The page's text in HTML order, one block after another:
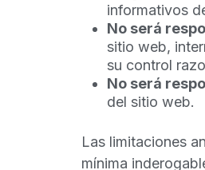
informativos
No será
sitio web,
su control
No será
del sitio web.
Las limitaciones
mínima